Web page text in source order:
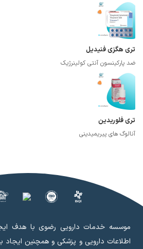
تری هگزی فنیدیل
ضد پارکینسون آنتی کولینرژیک
تری فلوریدین
آنالوگ های پیریمیدینی
موسسه خدمات دارویی رضوی با هدف
اطلاعات دارویی و پزشکی و همچنین